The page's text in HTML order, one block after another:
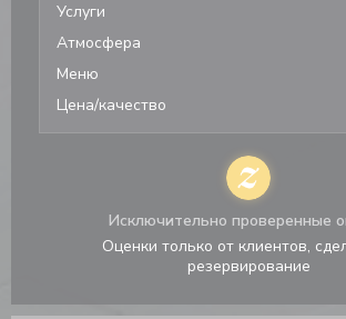
Услуги
Атмосфера
Меню
Цена/качество
Исключительно проверенные
Оценки только от клиентов,
резервирование